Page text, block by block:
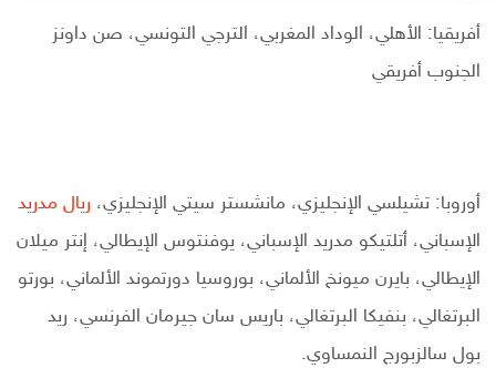
أفريقيا: الأهلي، الوداد المغربي، الترجي التونسي، صن داونز
الجنوب أفريقي
أوروبا: تشيلسي الإنجليزي، مانشستر سيتي الإنجليزي، ريال مدريد
الإسباني، أتلتيكو مدريد الإسباني، يوفنتوس الإيطالي، إنتر ميلان
الإيطالي، بايرن ميونخ الألماني، بوروسيا دورتموند الألماني، بورتو
البرتغالي، بنفيكا البرتغالي، باريس سان جيرمان الفرنسي، ريد
بول سالزبورج النمساوي.